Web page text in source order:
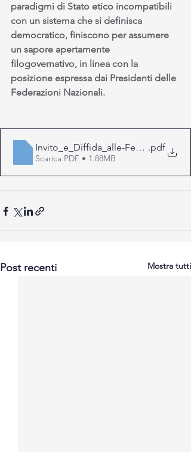
paradigmi di Stato etico incompatibili
con un sistema che si definisca
democratico, finiscono per assumere
un sapore apertamente
filogovernativo, in linea con la
posizione espressa dai Presidenti delle
Federazioni Nazionali.
Invito_e_Diffida_alle- .pdf
Scarica PDF • 1.88MB
Post recenti Mostra tutti